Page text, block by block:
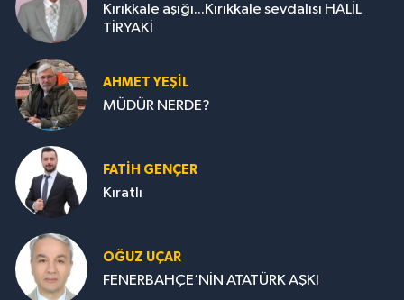
Kırıkkale aşığı...Kırıkkale sevdalısı HALİL
TİRYAKİ
AHMET YEŞİL
MÜDÜR NERDE?
FATIH GENÇER
Kıratlı
OĞUZ UÇAR
FENERBAHÇE’NİN ATATÜRK AŞKI